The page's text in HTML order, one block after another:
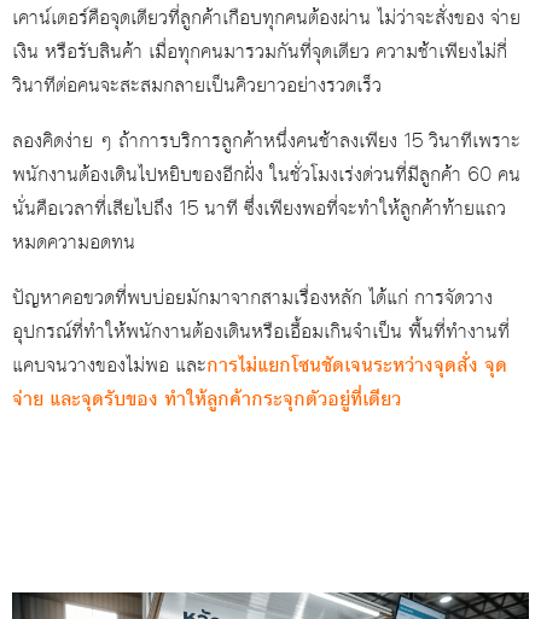
เคาน์เตอร์คือจุดเดียวที่ลูกค้าเกือบทุกคนต้องผ่าน ไม่ว่าจะสั่งของ จ่าย
เงิน หรือรับสินค้า เมื่อทุกคนมารวมกันที่จุดเดียว ความช้าเพียงไม่กี่
วินาทีต่อคนจะสะสมกลายเป็นคิวยาวอย่างรวดเร็ว
ลองคิดง่าย ๆ ถ้าการบริการลูกค้าหนึ่งคนช้าลงเพียง 15 วินาทีเพราะ
พนักงานต้องเดินไปหยิบของอีกฝั่ง ในชั่วโมงเร่งด่วนที่มีลูกค้า 60 คน
นั่นคือเวลาที่เสียไปถึง 15 นาที ซึ่งเพียงพอที่จะทำให้ลูกค้าท้ายแถว
หมดความอดทน
ปัญหาคอขวดที่พบบ่อยมักมาจากสามเรื่องหลัก ได้แก่ การจัดวาง
อุปกรณ์ที่ทำให้พนักงานต้องเดินหรือเอื้อมเกินจำเป็น พื้นที่ทำงานที่
แคบจนวางของไม่พอ และการไม่แยกโซนชัดเจนระหว่างจุดสั่ง จุด
จ่าย และจุดรับของ ทำให้ลูกค้ากระจุกตัวอยู่ที่เดียว